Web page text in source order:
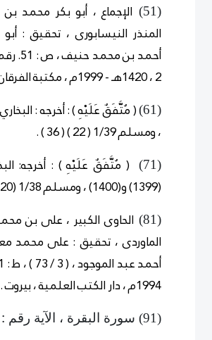
(
51
) الإجماع ، أبو بكر محمد
المنذر النيسابورى ، تحقيق :
2 ، 1420هـ - 1999م ، مكتبة الفرقان ، عجمان .
(
61
)( مُتَّفَقٌ عَلَيْهِ ):
، ومسلم 1/39 ( 22 ) ( 36 ) .
(
71
) ( مُتَّفَقٌ عَلَيْهِ ) :
(1399) و(1400) ، ومسلم 1/38 (20) (32) .
(
81
) الحاوى الكبير ، على بن
الماوردى ، تحقيق : على محمد
1994م ، دار الكتب العلمية ، بيروت .
(
91
) سورة البقرة ، الآية رقم : 267